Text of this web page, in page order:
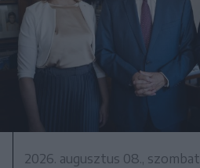
2026. augusztus 08., szombat